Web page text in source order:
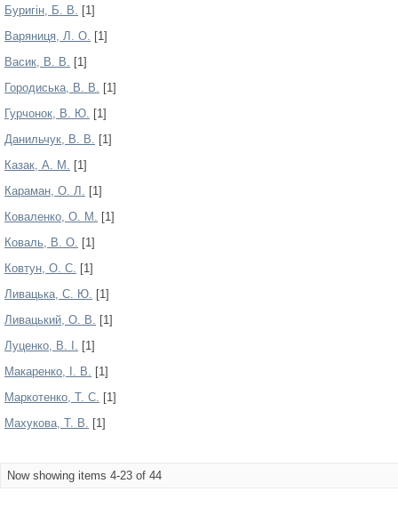
Буригін, Б. В. [1]
Варяниця, Л. О. [1]
Васик, В. В. [1]
Городиська, В. В. [1]
Гурчонок, В. Ю. [1]
Данильчук, В. В. [1]
Казак, А. М. [1]
Караман, О. Л. [1]
Коваленко, О. М. [1]
Коваль, В. О. [1]
Ковтун, О. С. [1]
Ливацька, С. Ю. [1]
Ливацький, О. В. [1]
Луценко, В. І. [1]
Макаренко, І. В. [1]
Маркотенко, Т. С. [1]
Махукова, Т. В. [1]
Now showing items 4-23 of 44